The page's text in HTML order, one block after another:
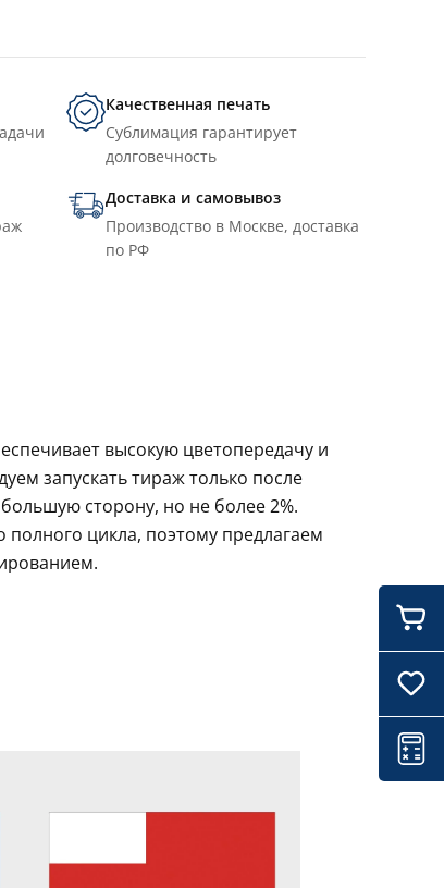
Качественная печать
Сублимация гарантирует
долговечность
Доставка и самовывоз
Производство в Москве, доставка
по РФ
высокую цветопередачу и
запускать тираж только после
сторону, но не более 2%.
цикла, поэтому предлагаем